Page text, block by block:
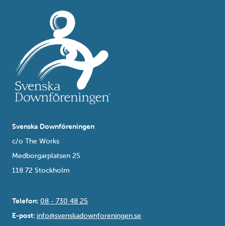
Svenska Downföreningen
c/o The Works
Medborgarplatsen 25
118 72 Stockholm
Telefon: 08 - 730 48 25
E-post: info@svenskadownforeningen.se